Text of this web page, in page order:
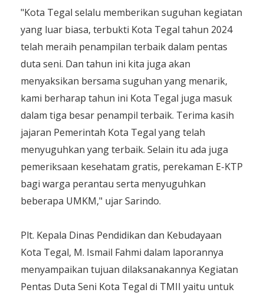
"Kota Tegal selalu memberikan suguhan kegiatan
yang luar biasa, terbukti Kota Tegal tahun 2024
telah meraih penampilan terbaik dalam pentas
duta seni. Dan tahun ini kita juga akan
menyaksikan bersama suguhan yang menarik,
kami berharap tahun ini Kota Tegal juga masuk
dalam tiga besar penampil terbaik. Terima kasih
jajaran Pemerintah Kota Tegal yang telah
menyuguhkan yang terbaik. Selain itu ada juga
pemeriksaan kesehatam gratis, perekaman E-KTP
bagi warga perantau serta menyuguhkan
beberapa UMKM," ujar Sarindo.
Plt. Kepala Dinas Pendidikan dan Kebudayaan
Kota Tegal, M. Ismail Fahmi dalam laporannya
menyampaikan tujuan dilaksanakannya Kegiatan
Pentas Duta Seni Kota Tegal di TMII yaitu untuk